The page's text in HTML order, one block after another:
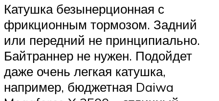
Катушка безынерционная с
фрикционным тормозом. Задний
или передний не принципиально.
Байтраннер не нужен. Подойдет
даже очень легкая катушка,
например, бюджетная Daiwa